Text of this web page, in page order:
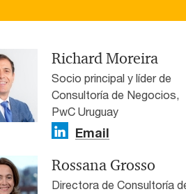
Richard Moreira
Socio principal y líder de
Consultoría de Negocios,
PwC Uruguay
Email
Rossana Grosso
Directora de Consultoría